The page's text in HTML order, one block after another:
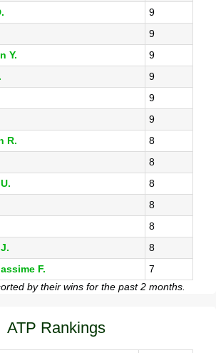
9
9
Y.
9
9
9
9
R.
8
8
8
8
8
8
F.
7
by their wins for the past 2 months.
ATP Rankings